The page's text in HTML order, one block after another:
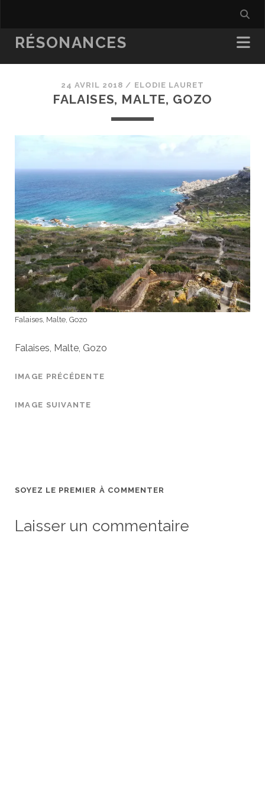
RÉSONANCES
24 AVRIL 2018 / ELODIE LAURET
FALAISES, MALTE, GOZO
Falaises, Malte, Gozo
Falaises, Malte, Gozo
IMAGE PRÉCÉDENTE
IMAGE SUIVANTE
SOYEZ LE PREMIER À COMMENTER
Laisser un commentaire